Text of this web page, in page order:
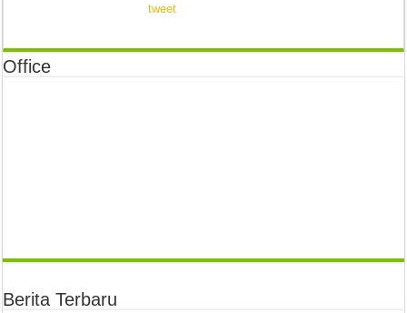
tweet
Office
Berita Terbaru